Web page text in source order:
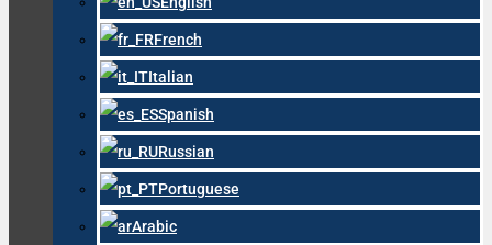
French
Italian
Spanish
Russian
Portuguese
Arabic